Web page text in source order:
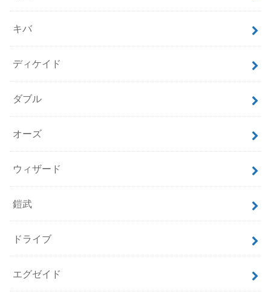
キバ
ディケイド
ダブル
オーズ
ウィザード
鎧武
ドライブ
エグゼイド